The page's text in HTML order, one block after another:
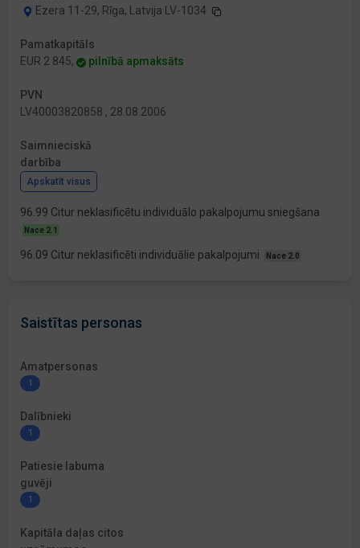
Ezera 11-29, Rīga, Latvija LV-1034
Pamatkapitāls
EUR 2 845,
pilnībā apmaksāts
PVN
LV40003820858 , 28.08.2006
Saimnieciskā
darbība
Apskatīt visus
96.99 Citur neklasificētu individuālo pakalpojumu sniegšana
Nace 2.1
96.09 Citur neklasificēti individuālie pakalpojumi Nace 2.0
Saistītas personas
Amatpersonas
1
Dalībnieki
1
Patiesie labuma
guvēji
1
Kapitāla daļas citos